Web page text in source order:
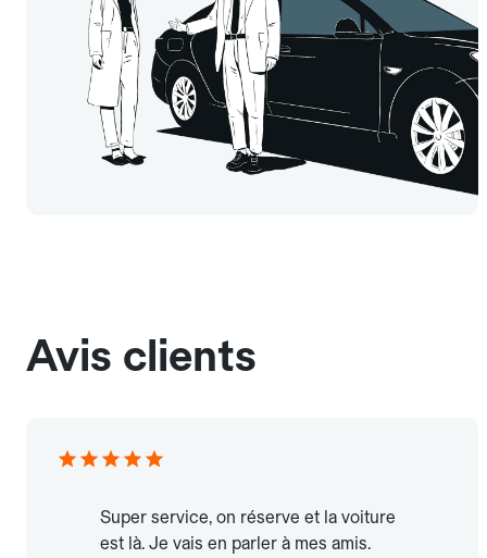
Avis clients
Super service, on réserve et la voiture
est là. Je vais en parler à mes amis.